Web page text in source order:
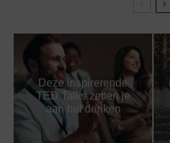
Deze inspirerende
TED Talks zetten je
aan het denken